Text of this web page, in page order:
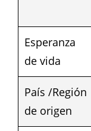
Esperanza
de vida
País /Región
de origen